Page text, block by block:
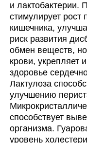
и лактобактерии.
стимулирует
кишечника,
риск развития
обмен веществ,
крови, укрепляет
здоровье
Лактулоза
улучшению
способствует
организма.
уровень